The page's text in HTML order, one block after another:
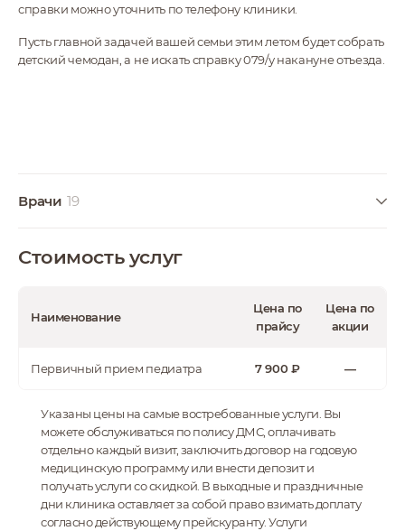
справки можно уточнить по телефону клиники.
Пусть главной задачей вашей семьи этим летом будет собрать
детский чемодан, а не искать справку 079/у накануне отъезда.
Врачи 19
Тогоев Олег Олегович
GMS Clinic.
Ведущий специалист.
Белова Наталия
Александровна
Руководитель ЦВП.
Ведущий специалист,
генетик-
Стоимость услуг
Наименование
Цена по
прайсу
Цена по
акции
Первичный прием педиатра 7 900 ₽ —
Указаны цены на самые востребованные услуги. Вы
можете обслуживаться по полису ДМС, оплачивать
отдельно каждый визит, заключить договор на годовую
медицинскую программу или внести депозит и
получать услуги со скидкой. В выходные и праздничные
дни клиника оставляет за собой право взимать доплату
согласно действующему прейскуранту. Услуги